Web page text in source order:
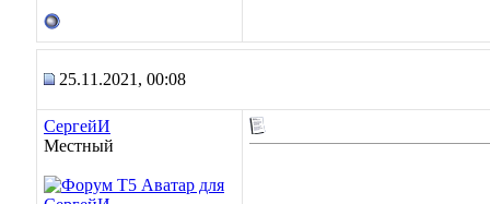
25.11.2021, 00:08
СергейИ
Местный